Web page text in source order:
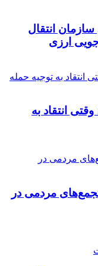
انتقال
ارزی
انتقاد به
مردمی در